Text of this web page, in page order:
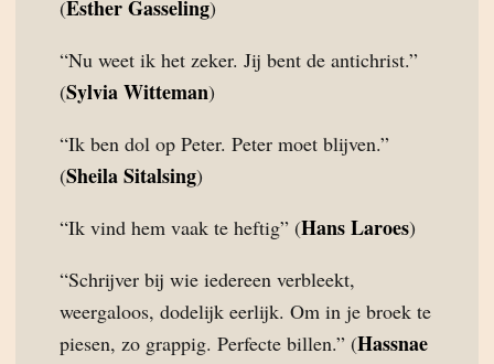
(Esther Gasseling)
“Nu weet ik het zeker. Jij bent de antichrist.”
(Sylvia Witteman)
“Ik ben dol op Peter. Peter moet blijven.”
(Sheila Sitalsing)
“Ik vind hem vaak te heftig” (Hans Laroes)
“Schrijver bij wie iedereen verbleekt,
weergaloos, dodelijk eerlijk. Om in je broek te
piesen, zo grappig. Perfecte billen.” (Hassnae